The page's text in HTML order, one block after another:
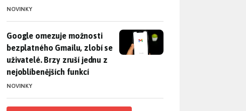
NOVINKY
Google omezuje možnosti bezplatného Gmailu, zlobí se
Google omezuje možnosti
bezplatného Gmailu, zlobí se
uživatelé. Brzy zruší jednu z
nejoblíbenějších funkcí
NOVINKY